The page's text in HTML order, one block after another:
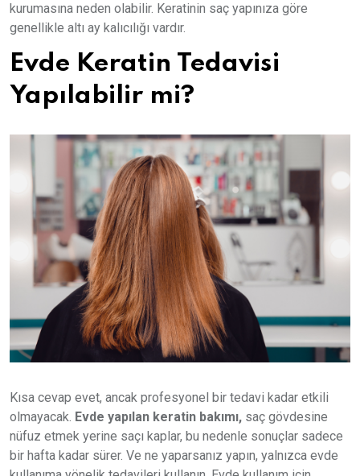
kurumasına neden olabilir. Keratinin saç yapınıza göre
genellikle altı ay kalıcılığı vardır.
Evde Keratin Tedavisi
Yapılabilir mi?
Kısa cevap evet, ancak profesyonel bir tedavi kadar etkili
olmayacak. Evde yapılan keratin bakımı, saç gövdesine
nüfuz etmek yerine saçı kaplar, bu nedenle sonuçlar sadece
bir hafta kadar sürer. Ve ne yaparsanız yapın, yalnızca evde